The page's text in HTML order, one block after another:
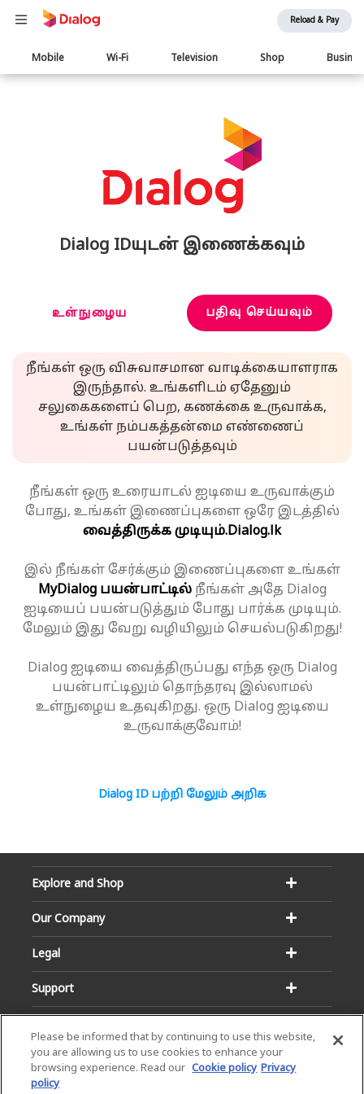
Reload & Pay
Main
navigation
Mobile Wi-Fi Television Shop
Dialog IDயுடன் இணைக்கவும்
உள்நுழைய பதிவு செய்யவும்
நீங்கள் ஒரு விசுவாசமான வாடிக்கையாளராக
இருந்தால். உங்களிடம் ஏதேனும்
சலுகைகளைப் பெற, கணக்கை உருவாக்க,
உங்கள் நம்பகத்தன்மை எண்ணைப்
பயன்படுத்தவும்
நீங்கள் ஒரு உரையாடல் ஐடியை உருவாக்கும்
போது, உங்கள் இணைப்புகளை ஒரே இடத்தில்
வைத்திருக்க முடியும்.Dialog.lk
இல் நீங்கள் சேர்க்கும் இணைப்புகளை உங்கள்
MyDialog பயன்பாட்டில்நீங்கள் அதே Dialog
ஐடியைப் பயன்படுத்தும் போது பார்க்க முடியும்.
மேலும் இது வேறு வழியிலும் செயல்படுகிறது!
Dialog ஐடியை வைத்திருப்பது எந்த ஒரு Dialog
பயன்பாட்டிலும் தொந்தரவு இல்லாமல்
உள்நுழைய உதவுகிறது. ஒரு Dialog ஐடியை
உருவாக்குவோம்!
Dialog ID பற்றி மேலும் அறிக
Explore and Shop
Our Company
Legal
Support
Please be informed that by continuing to use this website,
you are allowing us to use cookies to enhance your
browsing experience. Read our Cookie policy Privacy
policy